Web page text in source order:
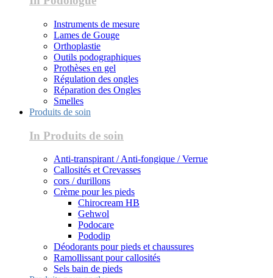
Instruments de mesure
Lames de Gouge
Orthoplastie
Outils podographiques
Prothèses en gel
Régulation des ongles
Réparation des Ongles
Smelles
Produits de soin
In Produits de soin
Anti-transpirant / Anti-fongique / Verrue
Callosités et Crevasses
cors / durillons
Crème pour les pieds
Chirocream HB
Gehwol
Podocare
Pododip
Déodorants pour pieds et chaussures
Ramollissant pour callosités
Sels bain de pieds